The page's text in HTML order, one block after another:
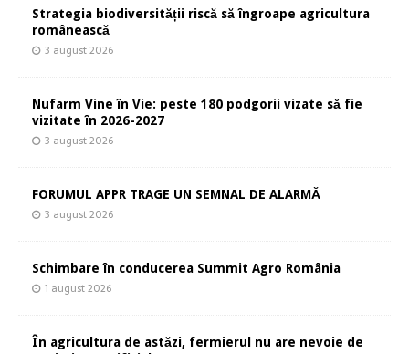
Strategia biodiversității riscă să îngroape agricultura
românească
3 august 2026
Nufarm Vine în Vie: peste 180 podgorii vizate să fie
vizitate în 2026-2027
3 august 2026
FORUMUL APPR TRAGE UN SEMNAL DE ALARMĂ
3 august 2026
Schimbare în conducerea Summit Agro România
1 august 2026
În agricultura de astăzi, fermierul nu are nevoie de